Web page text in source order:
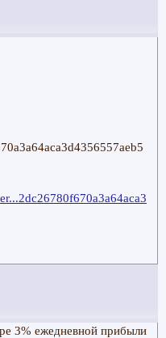
3% ежедневной прибыли